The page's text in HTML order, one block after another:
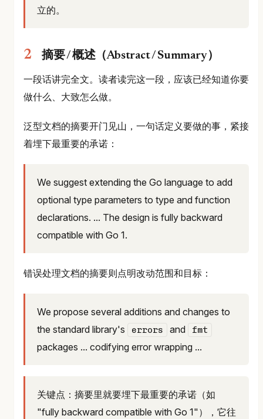
立的。
摘要 / 概述（Abstract / Summary）
一段话讲完全文。读者读完这一段，应该已经知道你要
做什么、大致怎么做。
泛型文档的摘要开门见山，一句话定义要做的事，紧接
着埋下最重要的承诺：
We suggest extending the Go language to add
optional type parameters to type and function
declarations. ... The design is fully backward
compatible with Go 1.
错误处理文档的摘要则点明改动范围和目标：
We propose several additions and changes to
the standard library's
errors and fmt
packages ... codifying error wrapping ...
关键点：摘要里就要埋下最重要的承诺（如
"fully backward compatible with Go 1"），它往